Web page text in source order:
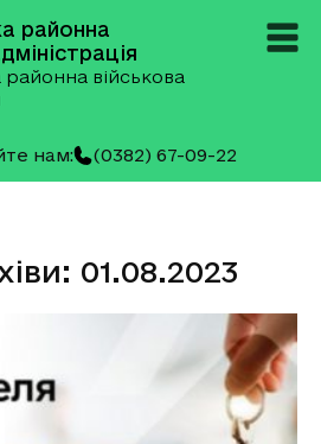
районна
військова
нам: (0382) 67-09-22
01.08.2023